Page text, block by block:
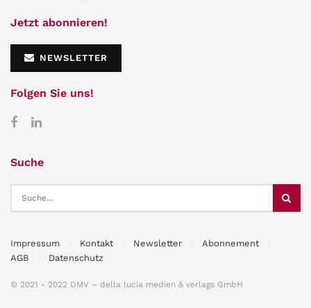
Jetzt abonnieren!
NEWSLETTER
Folgen Sie uns!
Suche
Impressum Kontakt Newsletter
Abonnement
AGB
Datenschutz
© 2021 - 2022 DMV – della lucia medien & verlags GmbH